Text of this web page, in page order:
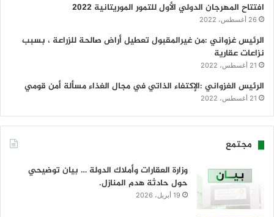
افتتاح المهرجان الدولي الأول للتمور الموريتانية 2022
26 أغسطس، 2022
الرئيس غزواني :من غيرالمقبول تعطيل أراض صالحة للزراعة ، بسبب
نزاعات عقارية
21 أغسطس، 2022
الرئيس الغزواني :الإكتفاء الذاتي في مجال الغذاء مسألة أمن قومي
21 أغسطس، 2022
مجتمع
وزارة العقارات وأملاك الدولة … بيان توضيحي
حول حادثة هدم المنازل.
19 أبريل، 2026